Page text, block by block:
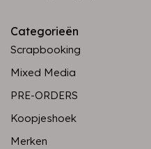
Categorieën
Scrapbooking
Mixed Media
PRE-ORDERS
Koopjeshoek
Merken